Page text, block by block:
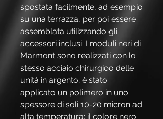
spostata facilmente, ad esempio
su una terrazza, per poi essere
assemblata utilizzando gli
accessori inclusi. I moduli neri di
Marmont sono realizzati con lo
stesso acciaio chirurgico delle
unità in argento; è stato
applicato un polimero in uno
spessore di soli 10-20 micron ad
alta temperatura; il colore nero